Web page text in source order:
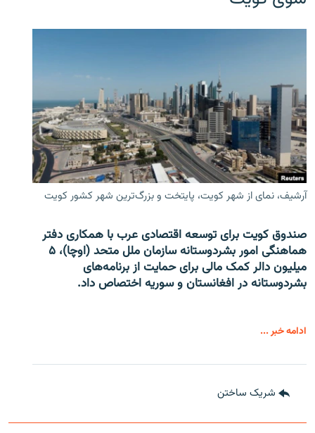
آرشیف، نمای از شهر کویت، پایتخت و بزرگ‌ترین شهر کشور کویت
صندوق کویت برای توسعه اقتصادی عرب با همکاری دفتر
هماهنگی امور بشردوستانه سازمان ملل متحد (اوچا)، ۵
میلیون دالر کمک مالی برای حمایت از برنامه‌های
بشردوستانه در افغانستان و سوریه اختصاص داد.
ادامه خبر ...
شریک ساختن